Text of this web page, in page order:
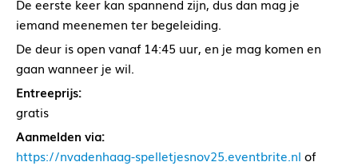
De eerste keer kan spannend zijn, dus dan mag je
iemand meenemen ter begeleiding.
De deur is open vanaf 14:45 uur, en je mag komen en
gaan wanneer je wil.
Entreeprijs:
gratis
Aanmelden via:
https://nvadenhaag-spelletjesnov25.eventbrite.nl of